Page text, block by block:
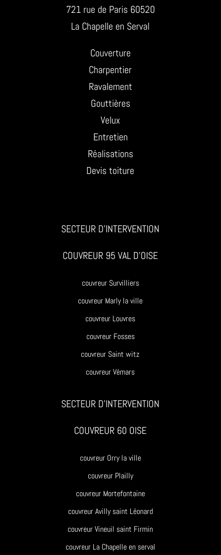
721 rue de Paris 60520
La Chapelle en Serval
Couverture
Charpentier
Ravalement
Gouttières
Velux
Entretien
Réalisations
Devis toiture
SECTEUR D’INTERVENTION
COUVREUR 95 VAL D’OISE
couvreur Survilliers
couvreur Marly la ville
couvreur Louvres
couvreur Fosses
couvreur Saint witz
couvreur Vémars
SECTEUR D’INTERVENTION
COUVREUR 60 OISE
couvreur Orry la ville
couvreur Plailly
couvreur Mortefontaine
couvreur Avilly saint Léonard
couvreur Vineuil saint Firmin
couvreur La Chapelle en serval